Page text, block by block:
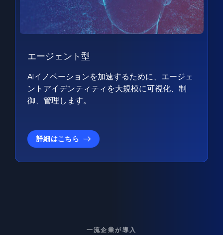
エージェント型
AIイノベーションを加速するために、エージェ
ントアイデンティティを大規模に可視化、制
御、管理します。
詳細はこちら
一流企業が導入